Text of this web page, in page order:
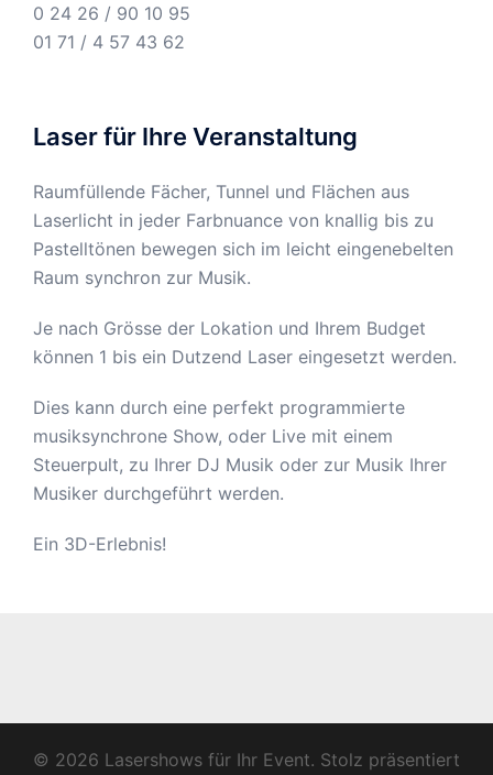
0 24 26 / 90 10 95
01 71 / 4 57 43 62
Laser für Ihre Veranstaltung
Raumfüllende Fächer, Tunnel und Flächen aus
Laserlicht in jeder Farbnuance von knallig bis zu
Pastelltönen bewegen sich im leicht eingenebelten
Raum synchron zur Musik.
Je nach Grösse der Lokation und Ihrem Budget
können 1 bis ein Dutzend Laser eingesetzt werden.
Dies kann durch eine perfekt programmierte
musiksynchrone Show, oder Live mit einem
Steuerpult, zu Ihrer DJ Musik oder zur Musik Ihrer
Musiker durchgeführt werden.
Ein 3D-Erlebnis!
© 2026 Lasershows für Ihr Event. Stolz präsentiert